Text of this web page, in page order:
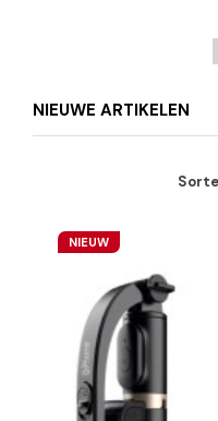
NIEUWE ARTIKELEN
NIEUW